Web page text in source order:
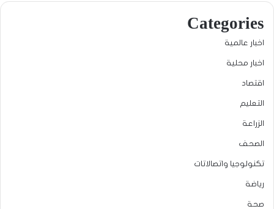
Categories
اخبار عالمية
اخبار محلية
اقتصاد
التعليم
الزراعة
الصحف
تكنولوجيا واتصالاتات
رياضة
صحة